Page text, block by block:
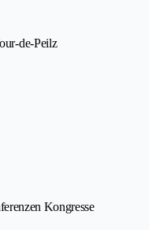
de-Peilz
Kongresse